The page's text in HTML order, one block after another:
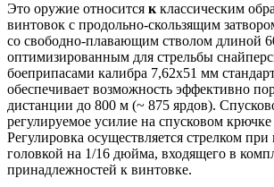
Это оружие относится к классическим
винтовок с продольно-скользящим
со свободно-плавающим стволом длиной
оптимизированным для стрельбы
боеприпасами калибра 7,62x51 мм
обеспечивает возможность эффективно
дистанции до 800 м (~ 875 ярдов).
регулируемое усилие на спусковом крючке
Регулировка осуществляется стрелком
головкой на 1/16 дюйма, входящего в
принадлежностей к винтовке.